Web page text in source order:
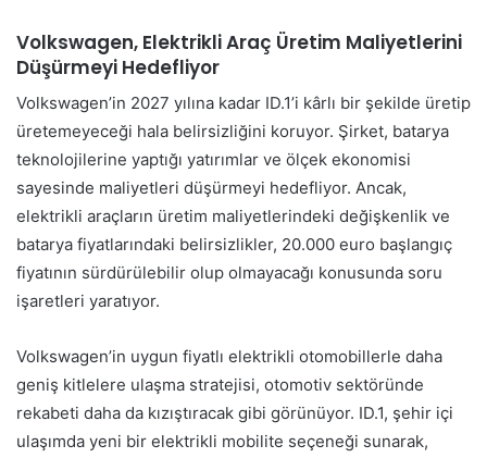
Volkswagen, Elektrikli Araç Üretim Maliyetlerini
Düşürmeyi Hedefliyor
Volkswagen’in 2027 yılına kadar ID.1’i kârlı bir şekilde üretip
üretemeyeceği hala belirsizliğini koruyor. Şirket, batarya
teknolojilerine yaptığı yatırımlar ve ölçek ekonomisi
sayesinde maliyetleri düşürmeyi hedefliyor. Ancak,
elektrikli araçların üretim maliyetlerindeki değişkenlik ve
batarya fiyatlarındaki belirsizlikler, 20.000 euro başlangıç
fiyatının sürdürülebilir olup olmayacağı konusunda soru
işaretleri yaratıyor.
Volkswagen’in uygun fiyatlı elektrikli otomobillerle daha
geniş kitlelere ulaşma stratejisi, otomotiv sektöründe
rekabeti daha da kızıştıracak gibi görünüyor. ID.1, şehir içi
ulaşımda yeni bir elektrikli mobilite seçeneği sunarak,